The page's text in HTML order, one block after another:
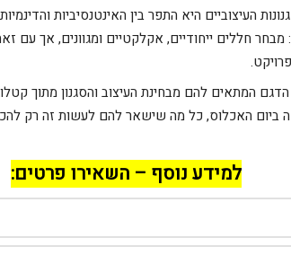
העיצוביים היא התפר בין האינטנסיביות
מבחר חללים ייחודיים, אקלקטיים ומגוונים, אך עם
המתאים להם מבחינת העיצוב והסגנון מתוך
ביום האכלוס, כל מה שישאר להם לעשות זה רק
למידע נוסף – השאירו פרטים: